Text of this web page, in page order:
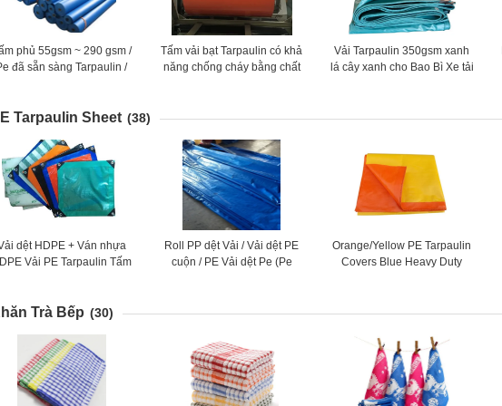
phủ 55gsm ~ 290 gsm /
đã sẵn sàng Tarpaulin /
Tấm vải bạt Tarpaulin có khả
năng chống cháy bằng chất
Vải Tarpaulin 350gsm xanh
lá cây xanh cho Bao Bì Xe tải
Tarpaulin Sheet (38)
dệt HDPE + Ván nhựa
Vải PE Tarpaulin Tấm
Roll PP dệt Vải / Vải dệt PE
cuộn / PE Vải dệt Pe (Pe
Orange/Yellow PE Tarpaulin
Covers Blue Heavy Duty
Trà Bếp (30)